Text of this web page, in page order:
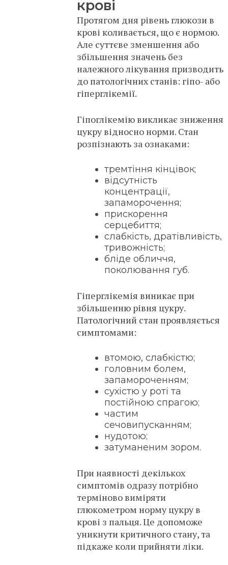
крові
Протягом дня рівень глюкози в
крові коливається, що є нормою.
Але суттєве зменшення або
збільшення значень без
належного лікування призводить
до патологічних станів: гіпо- або
гіперглікемії.
Гіпоглікемію викликає зниження
цукру відносно норми. Стан
розпізнають за ознаками:
тремтіння кінцівок;
відсутність
концентрації,
запаморочення;
прискорення
серцебиття;
слабкість, дратівливість,
тривожність;
бліде обличчя,
поколювання губ.
Гіперглікемія виникає при
збільшенню рівня цукру.
Патологічний стан проявляється
симптомами:
втомою, слабкістю;
головним болем,
запамороченням;
сухістю у роті та
постійною спрагою;
частим
сечовипусканням;
нудотою;
затуманеним зором.
При наявності декількох
симптомів одразу потрібно
терміново виміряти
глюкометром норму цукру в
крові з пальця. Це допоможе
уникнути критичного стану, та
підкаже коли прийняти ліки.